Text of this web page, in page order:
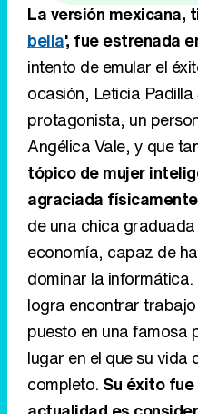
La versión mexicana,
bella', fue estrenada
intento de emular el
ocasión, Leticia
protagonista, un
Angélica Vale, y que
tópico de mujer
agraciada físicamente
de una chica
economía, capaz de
dominar la
logra encontrar
puesto en una famosa
lugar en el que su vida
completo. Su éxito